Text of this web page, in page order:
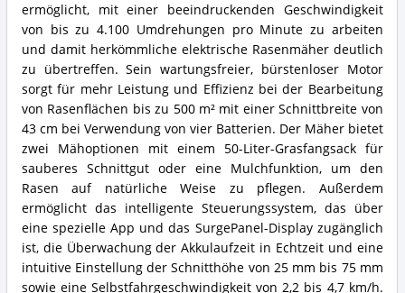
ermöglicht, mit einer beeindruckenden Geschwindigkeit
von bis zu 4.100 Umdrehungen pro Minute zu arbeiten
und damit herkömmliche elektrische Rasenmäher deutlich
zu übertreffen. Sein wartungsfreier, bürstenloser Motor
sorgt für mehr Leistung und Effizienz bei der Bearbeitung
von Rasenflächen bis zu 500 m² mit einer Schnittbreite von
43 cm bei Verwendung von vier Batterien. Der Mäher bietet
zwei Mähoptionen mit einem 50-Liter-Grasfangsack für
sauberes Schnittgut oder eine Mulchfunktion, um den
Rasen auf natürliche Weise zu pflegen. Außerdem
ermöglicht das intelligente Steuerungssystem, das über
eine spezielle App und das SurgePanel-Display zugänglich
ist, die Überwachung der Akkulaufzeit in Echtzeit und eine
intuitive Einstellung der Schnitthöhe von 25 mm bis 75 mm
sowie eine Selbstfahrgeschwindigkeit von 2,2 bis 4,7 km/h.